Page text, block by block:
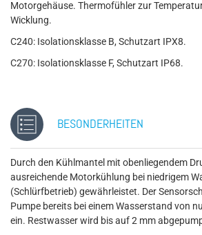
Motorgehäuse. Thermofühler zur
Wicklung.
C240: Isolationsklasse B, Schutzart IPX8.
C270: Isolationsklasse F, Schutzart IP68.
BESONDERHEITEN
Durch den Kühlmantel mit obenliegendem
ausreichende Motorkühlung bei niedrigem
(Schlürfbetrieb) gewährleistet. Der
Pumpe bereits bei einem Wasserstand von
ein. Restwasser wird bis auf 2 mm